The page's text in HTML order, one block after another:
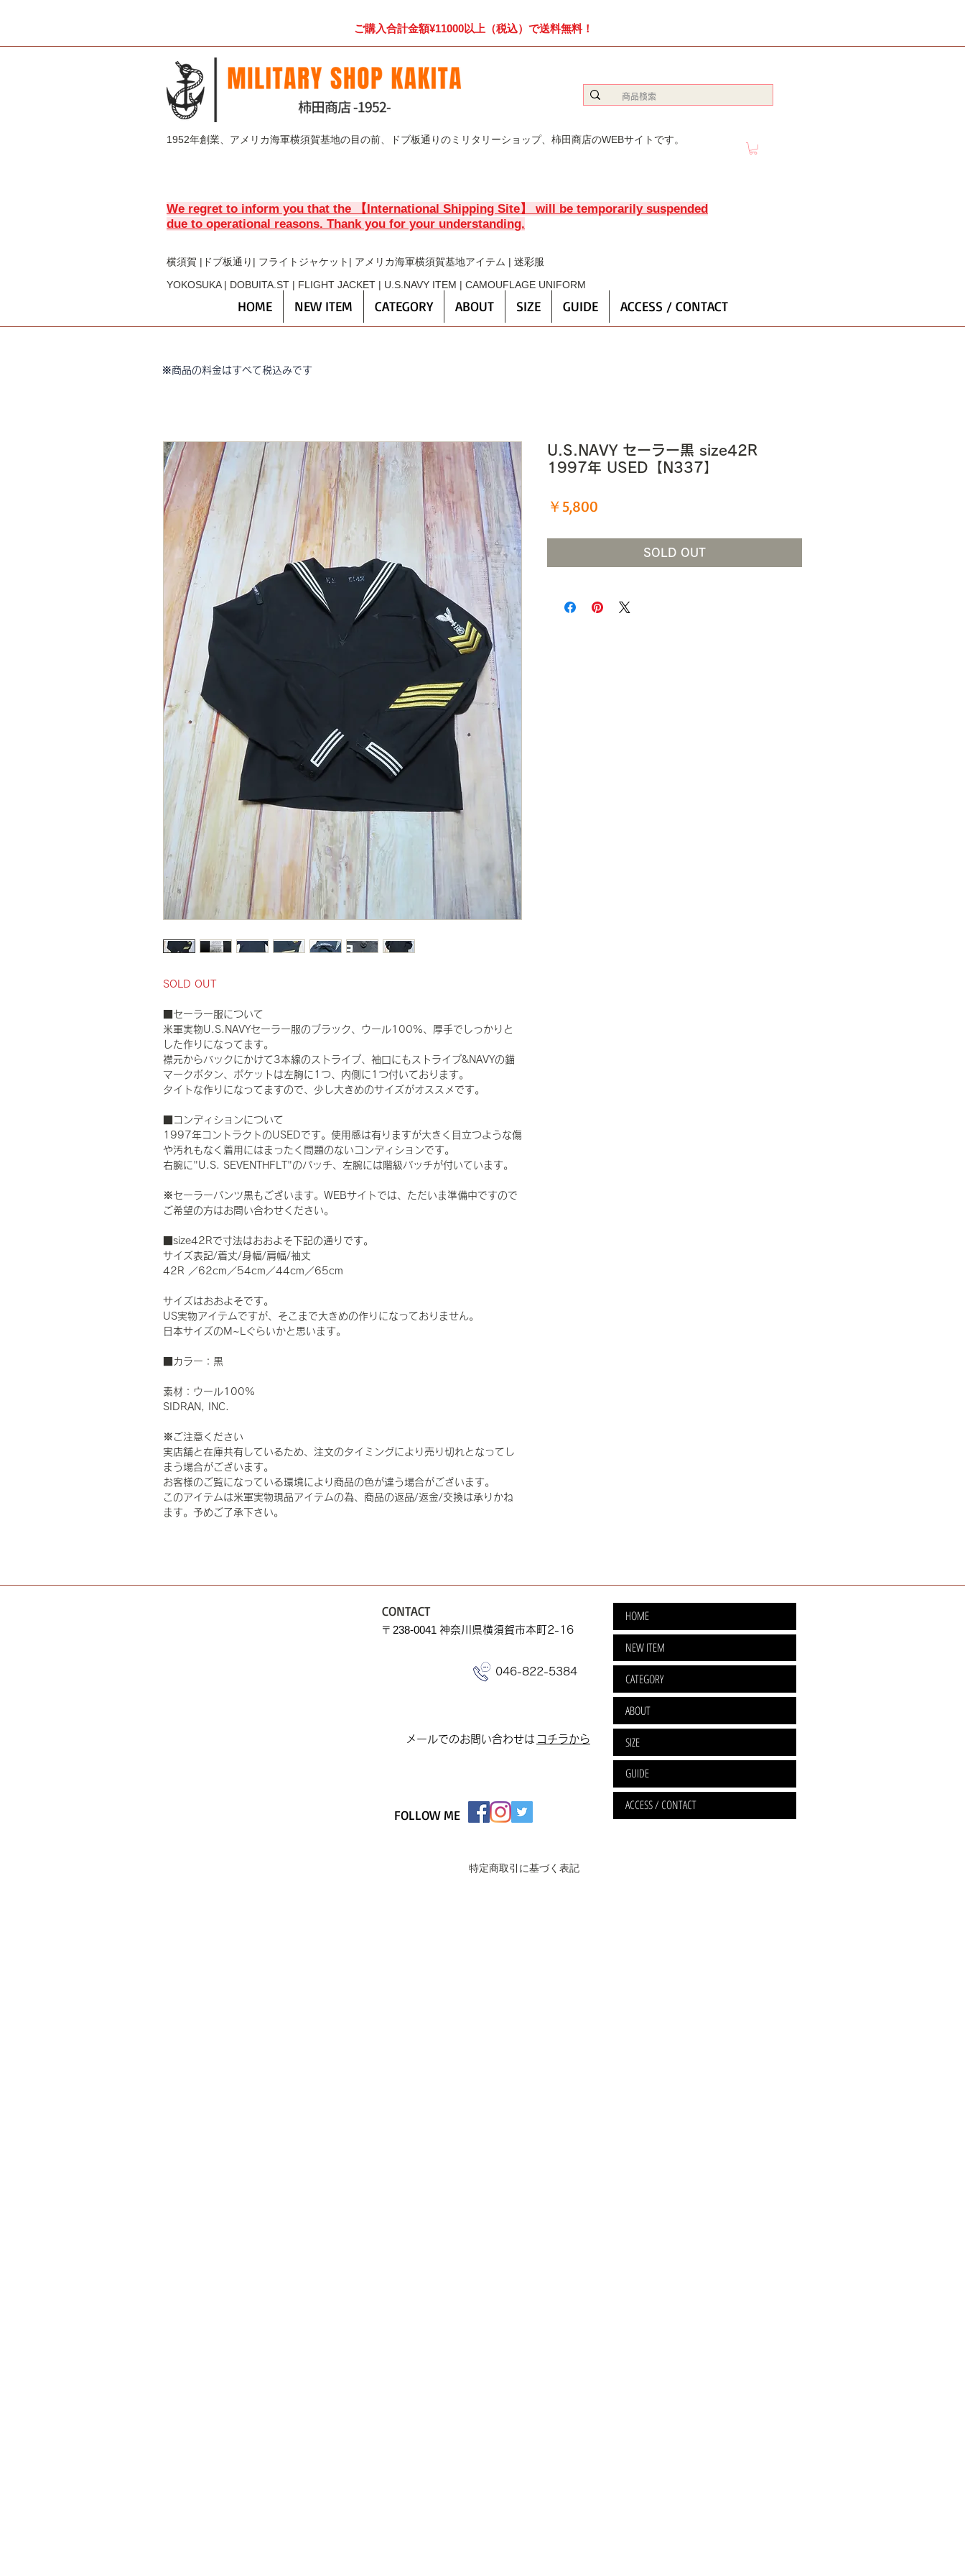
ご購入合計金額¥11000以上（税込）で送料無料！
1952年創業、アメリカ海軍横須賀基地の目の前、ドブ板通りのミリタリーショップ、柿田商店のWEBサイトです。
We regret to inform you that the 【International Shipping Site】 will be temporarily suspended
due to operational reasons. Thank you for your understanding.
横須賀 |ドブ板通り| フライト ジャケット| アメリカ海軍横須賀基地アイテム | 迷彩服
YOKOSUKA | DOBUITA.ST | FLIGHT JACKET | U.S.NAVY ITEM | CAMOUFLAGE UNIFORM
HOME NEW ITEM CATEGORY ABOUT SIZE GUIDE ACCESS / CONTACT
※商品の料金はすべて税込みです
SOLD OUT
■セーラー服について
米軍実物U.S.NAVYセーラー服のブラック、ウール100%、厚手でしっかりと
した作りになってます。
襟元からバックにかけて3本線のストライプ、袖口にもストライプ&NAVYの錨
マークボタン、ポケットは左胸に1つ、内側に1つ付いております。
タイトな作りになってますので、少し大きめのサイズがオススメです。
■コンディションについて
1997年コントラクトのUSEDです。使用感は有りますが大きく目立つような傷
や汚れもなく着用にはまったく問題のないコンディションです。
右腕に"U.S. SEVENTHFLT"のパッチ、左腕には階級パッチが付いています。
※セーラーパンツ黒もございます。WEBサイトでは、ただいま準備中ですので
ご希望の方はお問い合わせください。
■size42Rで寸法はおおよそ下記の通りです。
サイズ表記/着丈/身幅/肩幅/袖丈
42R ／62cm／54cm／44cm／65cm
サイズはおおよそです。
US実物アイテムですが、そこまで大きめの作りになっておりません。
日本サイズのM~Lぐらいかと思います。
■カラー：黒
素材：ウール100%
SIDRAN, INC.
※ご注意ください
実店舗と在庫共有しているため、注文のタイミングにより売り切れとなってし
まう場合がございます。
お客様のご覧になっている環境により商品の色が違う場合がございます。
このアイテムは米軍実物現品アイテムの為、商品の返品/返金/交換は承りかね
ます。予めご了承下さい。
U.S.NAVY セーラー黒 size42R
1997年 USED【N337】
￥5,800
SOLD OUT
​メールでのお問い合わせは ​コチラから
046-822-5384
HOME
NEW ITEM
CATEGORY
ABOUT
SIZE
GUIDE
ACCESS / CONTACT
CONTACT
​〒238-0041 神奈川県横須賀市本町2-16
FOLLOW ME
特定商取引に基づく表記